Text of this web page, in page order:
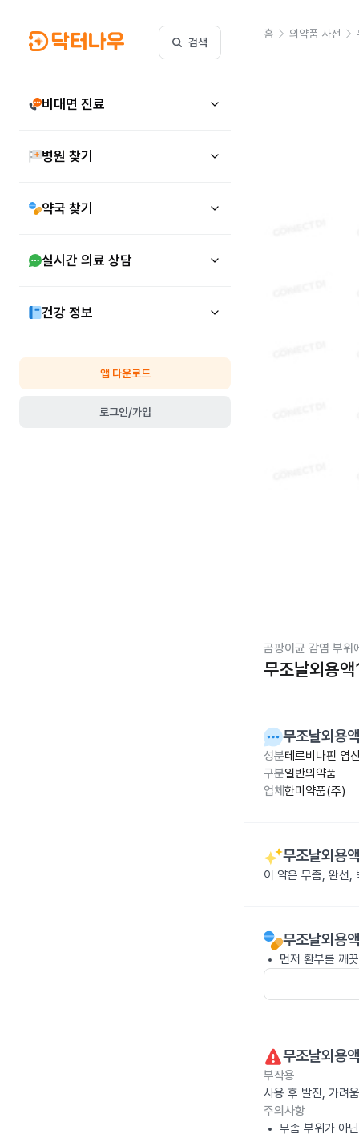
검색
비대면 진료
병원 찾기
약국 찾기
실시간 의료 상담
건강 정보
앱 다운로드
로그인/가입
홈 의약품 사전
곰팡이균 감염 부위
무조날외용
무조날외용
성분테르비나핀 염
구분일반의약품
업체 한미약품(주)
무조날외용
이 약은 무좀, 완선,
무조날외용
먼저 환부를 깨
무조날외용
부작용
사용 후 발진, 가려
주의사항
무좀 부위가 아